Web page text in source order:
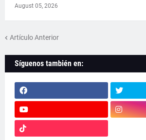
August 05, 2026
Artículo Anterior
Síguenos también en: